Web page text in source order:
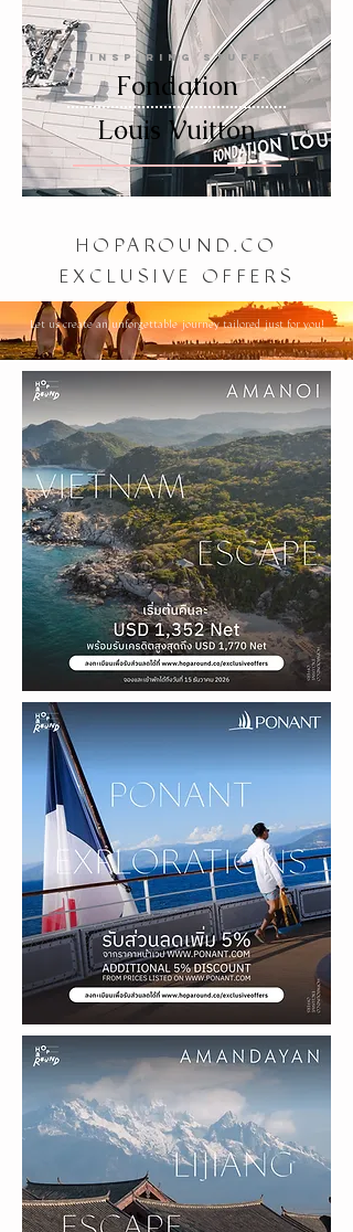
INSPIRING STUFF
Fondation
Louis Vuitton
HOPAROUND.CO
EXCLUSIVE OFFERS
Let us create an unforgettable journey tailored just for you!